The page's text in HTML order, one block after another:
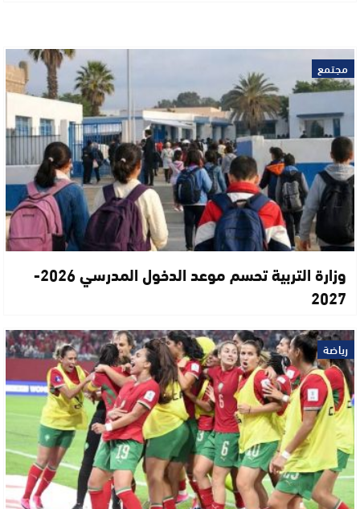
مجتمع
وزارة التربية تحسم موعد الدخول المدرسي 2026-
2027
رياضة